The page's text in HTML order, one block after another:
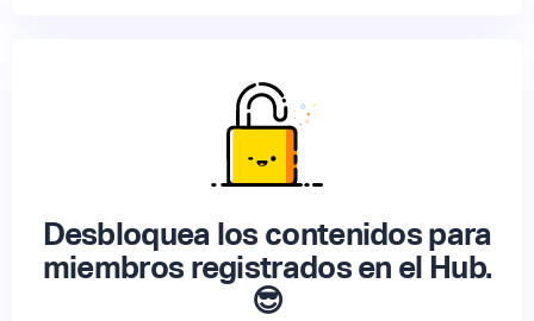
Desbloquea los contenidos para
miembros registrados en el Hub.
😎